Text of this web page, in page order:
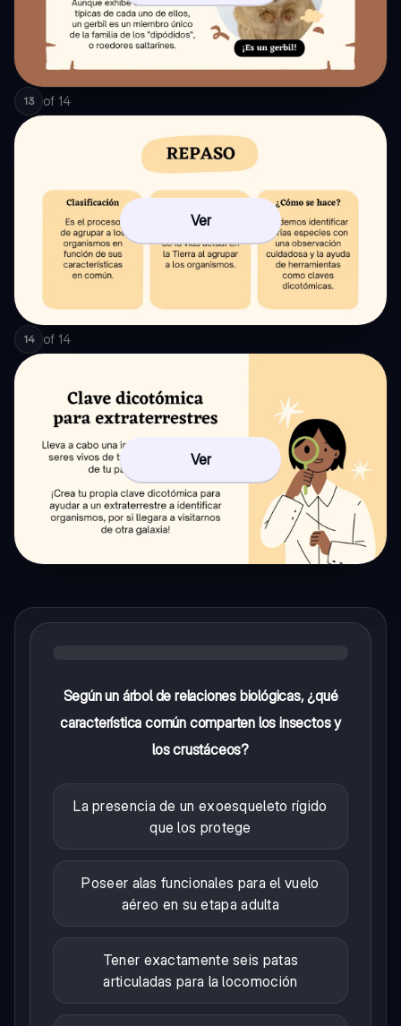
13 of 14
Ver
14 of 14
Ver
Según un árbol de relaciones biológicas, ¿qué
característica común comparten los insectos y
los crustáceos?
La presencia de un exoesqueleto rígido
que los protege
Poseer alas funcionales para el vuelo
aéreo en su etapa adulta
Tener exactamente seis patas
articuladas para la locomoción